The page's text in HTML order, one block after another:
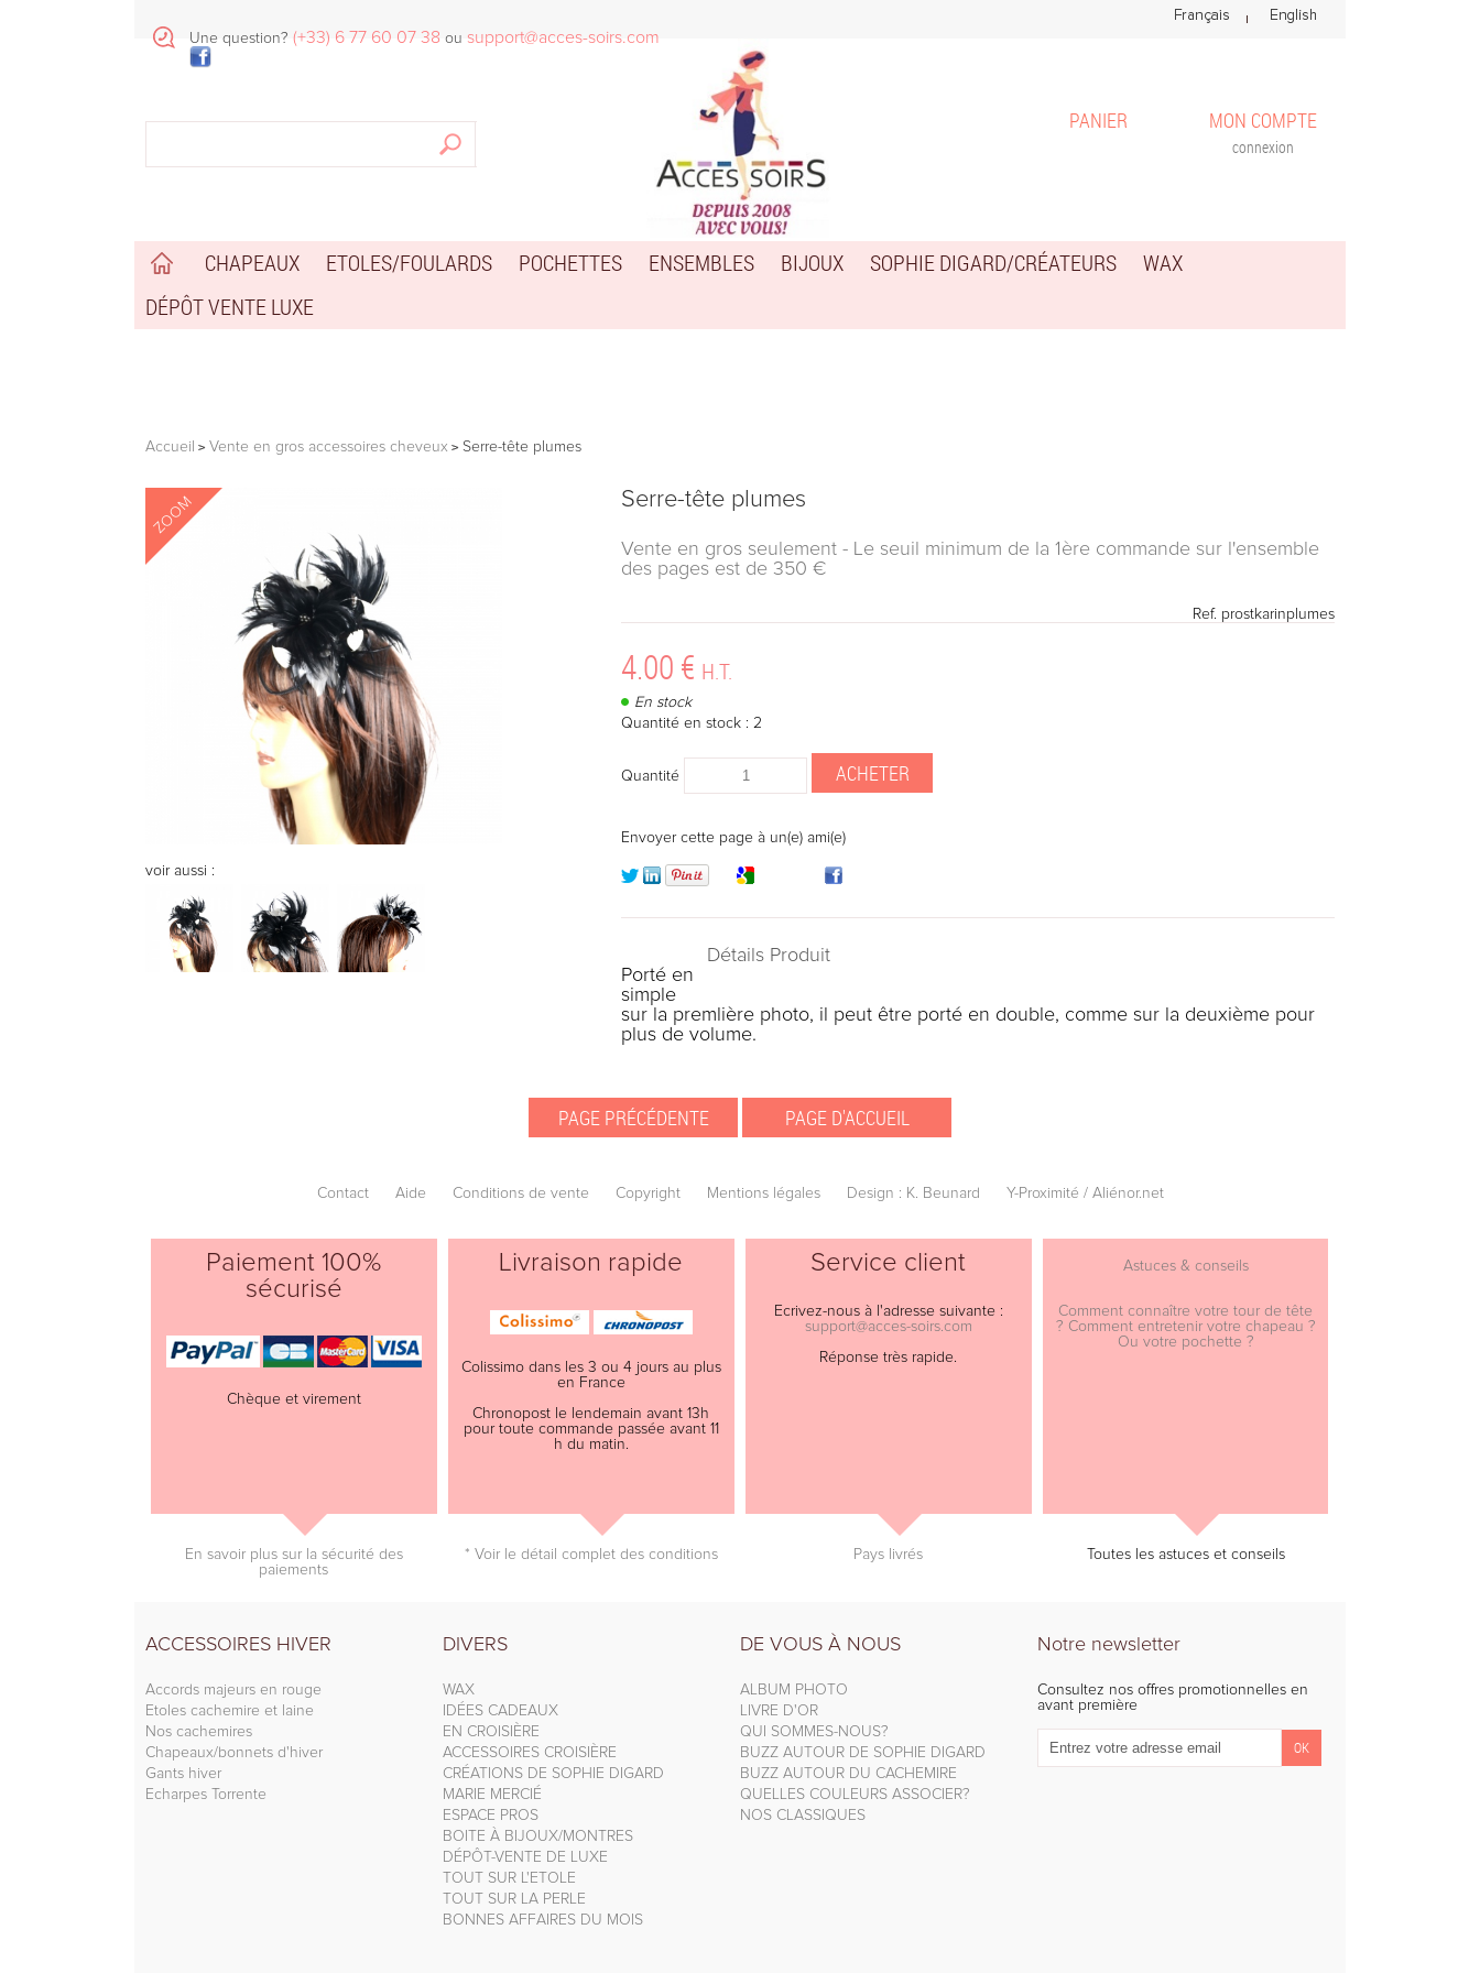
MON COMPTE
connexion
PANIER
CHAPEAUX ETOLES/FOULARDS POCHETTES ENSEMBLES BIJOUX SOPHIE DIGARD/CRÉATEURS
WAX
DÉPÔT VENTE LUXE
Accueil Vente en gros accessoires cheveux Serre-tête plumes
ZOOM
voir aussi :
Serre-tête plumes
Vente en gros seulement - Le seuil minimum de la 1ère commande sur l'ensemble
des pages est de 350 €
Ref. prostkarinplumes
4.00 € H.T.
En stock
Quantité en stock : 2
Quantité
Envoyer cette page à un(e) ami(e)
Détails Produit
Porté en
simple
sur la premlière photo, il peut être porté en double, comme sur la deuxième pour
plus de volume.
Contact Aide Conditions de vente Copyright Mentions légales Design : K. Beunard Y-Proximité / Aliénor.net
Paiement 100%
sécurisé
Chèque et virement
En savoir plus sur la sécurité des
paiements
Livraison rapide
Colissimo dans les 3 ou 4 jours au plus
en France
Chronopost le lendemain avant 13h
pour toute commande passée avant 11
h du matin.
* Voir le détail complet des conditions
Service client
Ecrivez-nous à l'adresse suivante :
support@acces-soirs.com
Réponse très rapide.
Pays livrés
Astuces & conseils
Comment connaître votre tour de tête
? Comment entretenir votre chapeau ?
Ou votre pochette ?
Toutes les astuces et conseils
ACCESSOIRES HIVER
Accords majeurs en rouge
Etoles cachemire et laine
Nos cachemires
Chapeaux/bonnets d'hiver
Gants hiver
Echarpes Torrente
DIVERS
WAX
IDÉES CADEAUX
EN CROISIÈRE
ACCESSOIRES CROISIÈRE
CRÉATIONS DE SOPHIE DIGARD
MARIE MERCIÉ
ESPACE PROS
BOITE À BIJOUX/MONTRES
DÉPÔT-VENTE DE LUXE
TOUT SUR L'ETOLE
TOUT SUR LA PERLE
BONNES AFFAIRES DU MOIS
DE VOUS À NOUS
ALBUM PHOTO
LIVRE D'OR
QUI SOMMES-NOUS?
BUZZ AUTOUR DE SOPHIE DIGARD
BUZZ AUTOUR DU CACHEMIRE
QUELLES COULEURS ASSOCIER?
NOS CLASSIQUES
Notre newsletter
Consultez nos offres promotionnelles en
avant première
Une question? (+33) 6 77 60 07 38 ou support@acces-soirs.com